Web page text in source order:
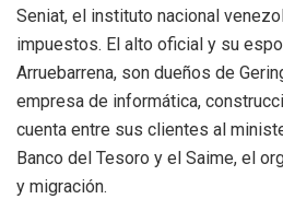
Seniat, el instituto nacional
impuestos. El alto oficial y su
Arruebarrena, son dueños de
empresa de informática,
cuenta entre sus clientes al
Banco del Tesoro y el Saime, el
y migración.